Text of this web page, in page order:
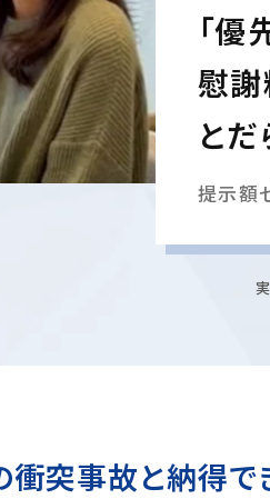
「
慰謝
とだ
提示額
衝突事故と納得で